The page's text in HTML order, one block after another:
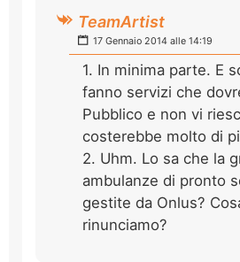
TeamArtist
17 Gennaio 2014 alle 14:19
1. In minima parte. E
fanno servizi che
Pubblico e non vi
costerebbe molto di
2. Uhm. Lo sa che la
ambulanze di pronto
gestite da Onlus?
rinunciamo?